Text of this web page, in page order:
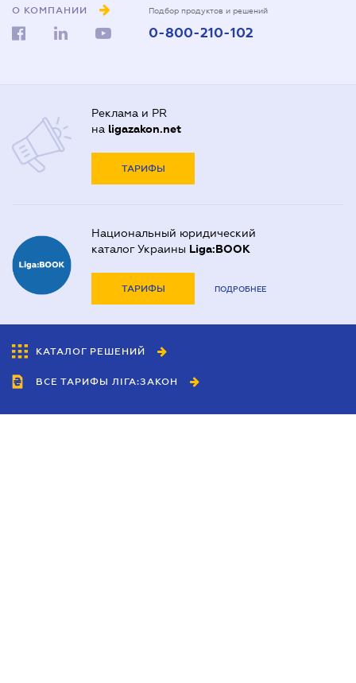
О КОМПАНИИ Подбор продуктов и решений
0-800-210-102
Реклама и PR
на ligazakon.net
ТАРИФЫ
Национальный юридический
каталог Украины Liga:BOOK
ТАРИФЫ ПОДРОБНЕЕ
КАТАЛОГ РЕШЕНИЙ
ВСЕ ТАРИФЫ ЛІГА:ЗАКОН